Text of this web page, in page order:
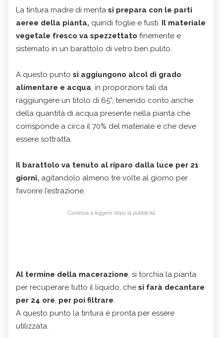
La tintura madre di menta si prepara con le parti
aeree della pianta, quindi foglie e fusti. Il materiale
vegetale fresco va spezzettato finemente e
sistemato in un barattolo di vetro ben pulito.
A questo punto si aggiungono alcol di grado
alimentare e acqua, in proporzioni tali da
raggiungere un titolo di 65°, tenendo conto anche
della quantità di acqua presente nella pianta che
corrisponde a circa il 70% del materiale e che deve
essere sottratta.
Il barattolo va tenuto al riparo dalla luce per 21
giorni, agitandolo almeno tre volte al giorno per
favorire l’estrazione.
Continua a leggere dopo la pubblicità
Al termine della macerazione, si torchia la pianta
per recuperare tutto il liquido, che si farà decantare
per 24 ore, per poi filtrare.
A questo punto la tintura è pronta per essere
utilizzata.